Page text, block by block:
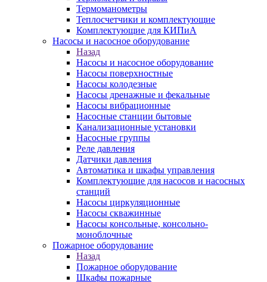
Термоманометры
Теплосчетчики и комплектующие
Комплектующие для КИПиА
Насосы и насосное оборудование
Назад
Насосы и насосное оборудование
Насосы поверхностные
Насосы колодезные
Насосы дренажные и фекальные
Насосы вибрационные
Насосные станции бытовые
Канализационные установки
Насосные группы
Реле давления
Датчики давления
Автоматика и шкафы управления
Комплектующие для насосов и насосных
станций
Насосы циркуляционные
Насосы скважинные
Насосы консольные, консольно-
моноблочные
Пожарное оборудование
Назад
Пожарное оборудование
Шкафы пожарные